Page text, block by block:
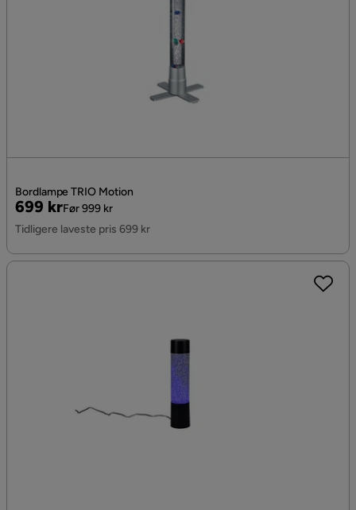
Bordlampe TRIO Motion
Pris
699 kr
Original
Pris
Før 999 kr
Tidligere laveste pris 699 kr